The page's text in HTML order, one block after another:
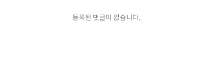
등록된 댓글이 없습니다.